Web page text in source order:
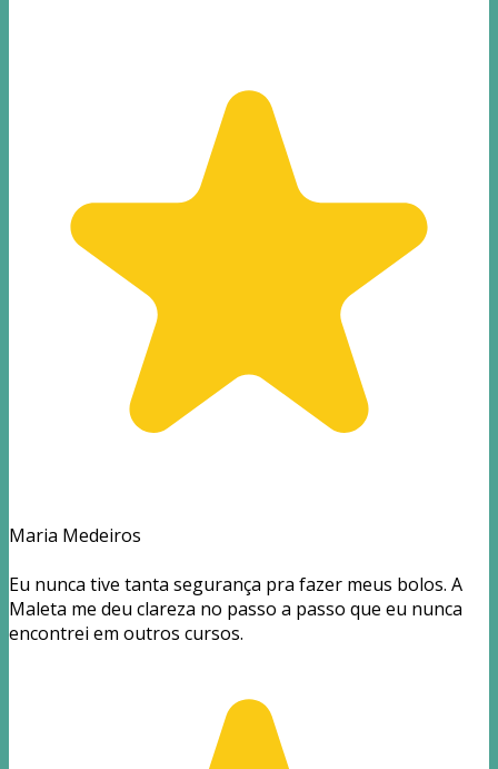
Maria Medeiros
Eu nunca tive tanta segurança pra fazer meus bolos. A
Maleta me deu clareza no passo a passo que eu nunca
encontrei em outros cursos.